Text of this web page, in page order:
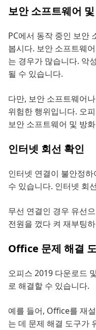
보안 소프트웨어
PC에서 동작 중인 보안
봅시다. 보안 소프트웨
는 경우가 많습니다. 악
될 수 있습니다.
다만, 보안 소프트웨어
위험한 행위입니다. 오
보안 소프트웨어 및 방
인터넷 회선 확인
인터넷 연결이 불안정
수 있습니다. 인터넷 회
무선 연결인 경우 유선
전원을 껐다 켜 재부팅
Office 문제 해결
오피스 2019 다운로드
로 해결할 수 있습니다.
예를 들어, Office를 재
는 데 문제 해결 도구가